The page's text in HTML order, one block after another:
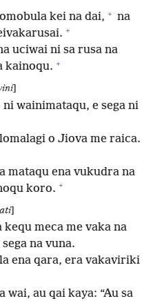
kei na dai, + na
+
uciwai ni sa rusa na
kainoqu. +
]
wainimataqu, e sega ni
o Jiova me raica.
mataqu ena vukudra na
koro. +
]
meca me vaka na
na vuna.
ena qara, era vakaviriki
au qai kaya: “Au sa